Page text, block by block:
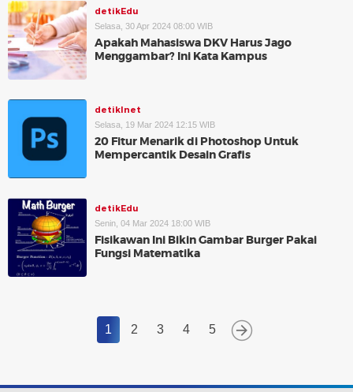
detikEdu
Selasa, 30 Apr 2024 08:00 WIB
Apakah Mahasiswa DKV Harus Jago
Menggambar? Ini Kata Kampus
detikInet
Selasa, 19 Mar 2024 12:15 WIB
20 Fitur Menarik di Photoshop Untuk
Mempercantik Desain Grafis
detikEdu
Senin, 04 Mar 2024 18:00 WIB
Fisikawan Ini Bikin Gambar Burger Pakai
Fungsi Matematika
1 2 3 4 5